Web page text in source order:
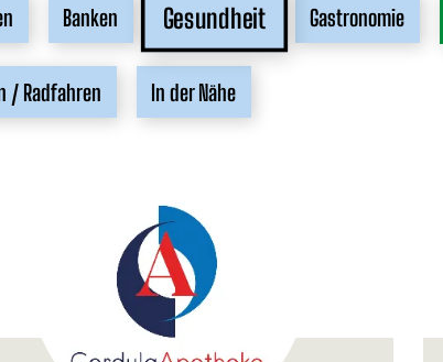
Banken Gesundheit Gastronomie
/ Radfahren In der Nähe